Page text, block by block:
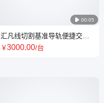
 00:05
汇凡线切割基准导轨便捷交易
经久耐用 高精度导轨物美价廉
￥3000.00/台